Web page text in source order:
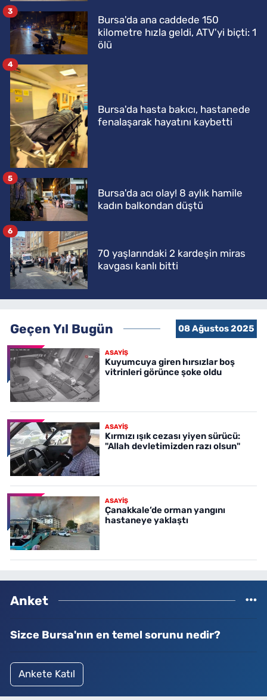
Bursa'da ana caddede 150
kilometre hızla geldi, ATV'yi biçti: 1
ölü
3
Bursa'da hasta bakıcı, hastanede
fenalaşarak hayatını kaybetti
4
Bursa'da acı olay! 8 aylık hamile
kadın balkondan düştü
5
70 yaşlarındaki 2 kardeşin miras
kavgası kanlı bitti
6
Geçen Yıl Bugün 08 Ağustos 2025
ASAYİŞ
Kuyumcuya giren hırsızlar boş
vitrinleri görünce şoke oldu
ASAYİŞ
Kırmızı ışık cezası yiyen sürücü:
"Allah devletimizden razı olsun"
ASAYİŞ
Çanakkale’de orman yangını
hastaneye yaklaştı
Anket
Sizce Bursa'nın en temel sorunu nedir?
Ankete Katıl